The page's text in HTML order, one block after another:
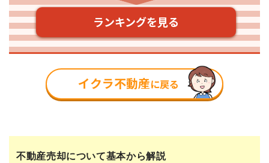
不動産売却について基本から解説